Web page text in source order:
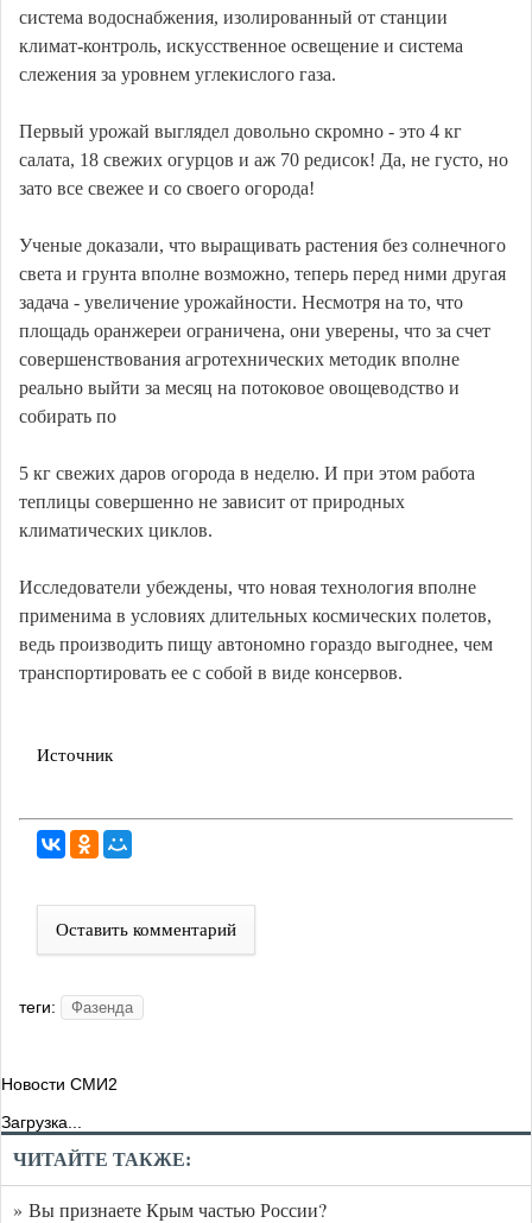
система водоснабжения, изолированный от станции
климат-контроль, искусственное освещение и система
слежения за уровнем углекислого газа.
Первый урожай выглядел довольно скромно - это 4 кг
салата, 18 свежих огурцов и аж 70 редисок! Да, не густо, но
зато все свежее и со своего огорода!
Ученые доказали, что выращивать растения без солнечного
света и грунта вполне возможно, теперь перед ними другая
задача - увеличение урожайности. Несмотря на то, что
площадь оранжереи ограничена, они уверены, что за счет
совершенствования агротехнических методик вполне
реально выйти за месяц на потоковое овощеводство и
собирать по
5 кг свежих даров огорода в неделю. И при этом работа
теплицы совершенно не зависит от природных
климатических циклов.
Исследователи убеждены, что новая технология вполне
применима в условиях длительных космических полетов,
ведь производить пищу автономно гораздо выгоднее, чем
транспортировать ее с собой в виде консервов.
Источник
Оставить комментарий
теги: Фазенда
Новости СМИ2
Загрузка...
ЧИТАЙТЕ ТАКЖЕ:
» Вы признаете Крым частью России?